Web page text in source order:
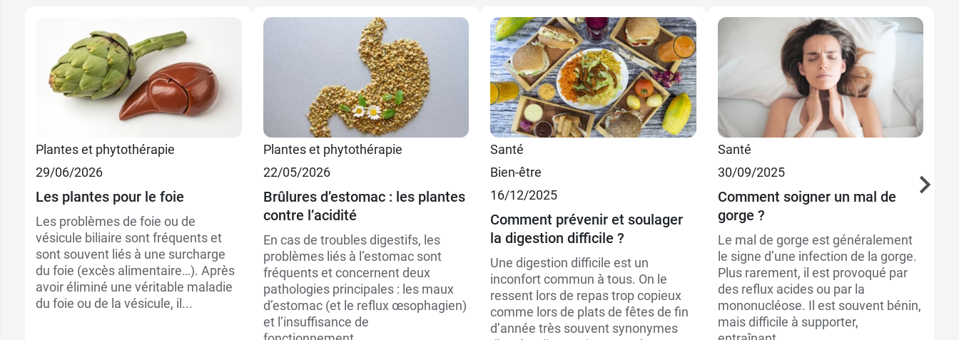
90 gélules 5,79 €
8,99 €
45 gélules 9,99 €
Plantes et phytothérapie
29/06/2026
Les plantes pour le foie
Les problèmes de foie ou de
vésicule biliaire sont fréquents et
sont souvent liés à une surcharge
du foie (excès alimentaire…). Après
avoir éliminé une véritable maladie
du foie ou de la vésicule, il...
Plantes et phytothérapie
22/05/2026
Brûlures d’estomac : les plantes
contre l’acidité
En cas de troubles digestifs, les
problèmes liés à l’estomac sont
fréquents et concernent deux
pathologies principales : les maux
d’estomac (et le reflux œsophagien)
et l’insuffisance de
Santé
Bien-être
16/12/2025
Comment prévenir et soulager
la digestion difficile ?
Une digestion difficile est un
inconfort commun à tous. On le
ressent lors de repas trop copieux
comme lors de plats de fêtes de fin
d’année très souvent synonymes
Santé
30/09/2025
Comment soigner un mal de
gorge ?
Le mal de gorge est généralement
le signe d’une infection de la gorge.
Plus rarement, il est provoqué par
des reflux acides ou par la
mononucléose. Il est souvent bénin,
mais difficile à supporter,